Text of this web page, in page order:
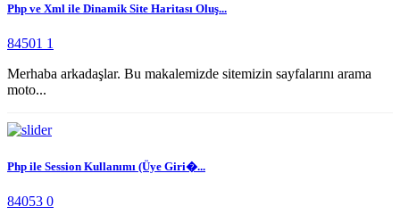
Php ve Xml ile Dinamik Site Haritası Oluş...
84501 1
Merhaba arkadaşlar. Bu makalemizde sitemizin sayfalarını arama
moto...
Php ile Session Kullanımı (Üye Giri�...
84053 0